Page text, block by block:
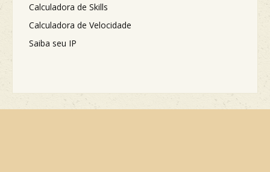
Calculadora de Skills
Calculadora de Velocidade
Saiba seu IP